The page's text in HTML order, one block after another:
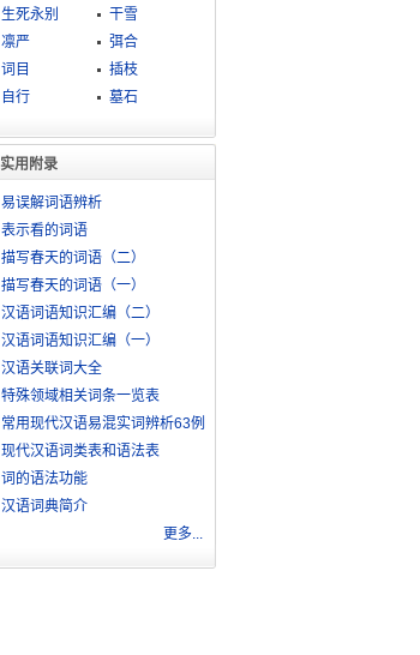
生死永别
干雪
凛严
弭合
词目
插枝
自行
墓石
实用附录
易误解词语辨析
表示看的词语
描写春天的词语（二）
描写春天的词语（一）
汉语词语知识汇编（二）
汉语词语知识汇编（一）
汉语关联词大全
特殊领域相关词条一览表
常用现代汉语易混实词辨析63例
现代汉语词类表和语法表
词的语法功能
汉语词典简介
更多...